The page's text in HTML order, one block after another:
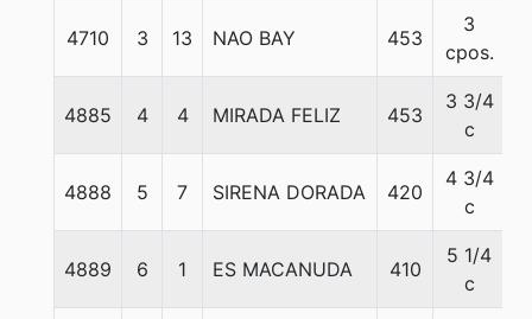
4710 3 13 NAO BAY 453
3
cpos.
4885 4 4 MIRADA FELIZ 453
3 3/4
c
4888 5 7 SIRENA DORADA 420
4 3/4
c
4889 6 1 ES MACANUDA 410
5 1/4
c